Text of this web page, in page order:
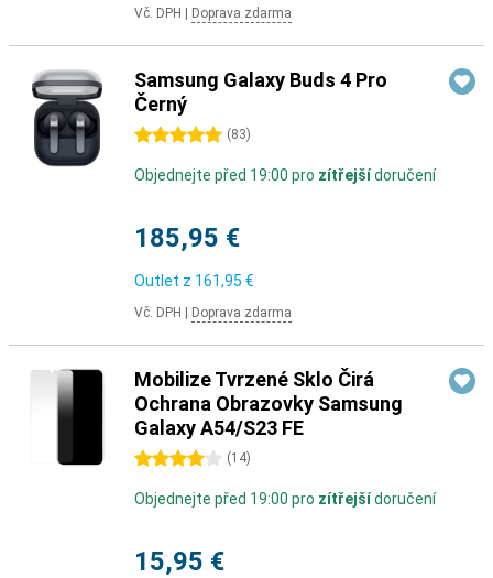
Vč. DPH Doprava zdarma
Samsung Galaxy Buds 4 Pro
Černý
5 hvězdičky (83)
Objednejte před 19:00 pro zítřejšídoručení
185,95 €
Outlet z 161,95 €
Vč. DPH Doprava zdarma
Mobilize Tvrzené Sklo Čirá
Ochrana Obrazovky Samsung
Galaxy A54/S23 FE
4 hvězdičky (14)
Objednejte před 19:00 pro zítřejšídoručení
15,95 €